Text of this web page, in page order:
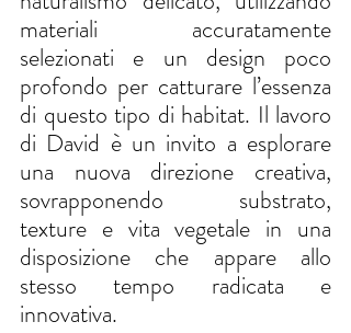
materiali accuratamente
selezionati e un design poco
profondo per catturare l’essenza
di questo tipo di habitat. Il lavoro
di David è un invito a esplorare
una nuova direzione creativa,
sovrapponendo substrato,
texture e vita vegetale in una
disposizione che appare allo
stesso tempo radicata e
innovativa.